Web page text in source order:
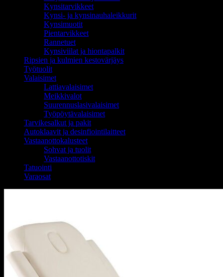
Kynsitarvikkeet
Kynsi- ja kynsinauhaleikkurit
Kynsimuotit
Pientarvikkeet
Rannetuet
Kynsiviilat ja hiontapalkit
Ripsien ja kulmien kestovärjäys
Työtuolit
Valaisimet
Lattiavalaisimet
Meikkivalot
Suurennuslasivalaisimet
Työpöytävalaisimet
Tarvikesalkut ja pakit
Autoklaavit ja desinfiointilaitteet
Vastaanottokalusteet
Sohvat ja tuolit
Vastaanottotiskit
Tatuointi
Varaosat